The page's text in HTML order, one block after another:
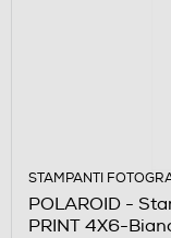
STAMPANTI
POLAROID -
PRINT 4X6-